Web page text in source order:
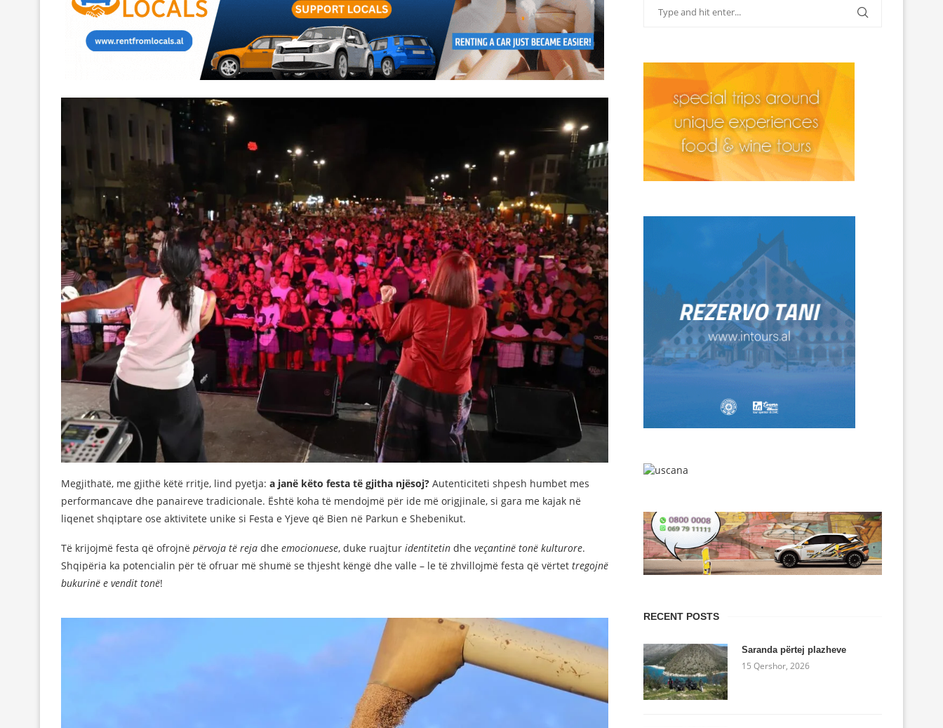
Megjithatë, me gjithë këtë rritje, lind pyetja: a janë këto festa të gjitha njësoj? Autenticiteti shpesh humbet mes
performancave dhe panaireve tradicionale. Është koha të mendojmë për ide më origjinale, si gara me kajak në
liqenet shqiptare ose aktivitete unike si Festa e Yjeve që Bien në Parkun e Shebenikut.
Të krijojmë festa që ofrojnë përvoja të reja dhe emocionuese, duke ruajtur identitetin dhe veçantinë tonë kulturore.
Shqipëria ka potencialin për të ofruar më shumë se thjesht këngë dhe valle – le të zhvillojmë festa që vërtet tregojnë
bukurinë e vendit tonë!
RECENT POSTS
Saranda përtej plazheve
15 Qershor, 2026